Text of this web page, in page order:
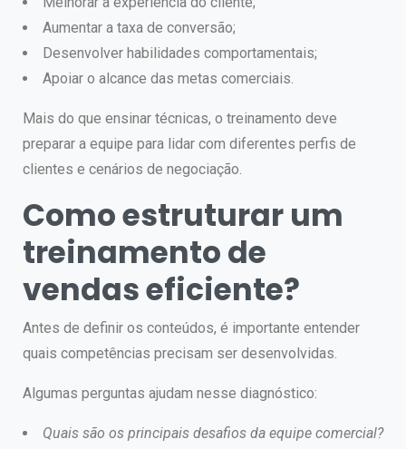
Aumentar a taxa de conversão;
Desenvolver habilidades comportamentais;
Apoiar o alcance das metas comerciais.
Mais do que ensinar técnicas, o treinamento deve
preparar a equipe para lidar com diferentes perfis de
clientes e cenários de negociação.
Como estruturar um
treinamento de
vendas eficiente?
Antes de definir os conteúdos, é importante entender
quais competências precisam ser desenvolvidas.
Algumas perguntas ajudam nesse diagnóstico:
Quais são os principais desafios da equipe comercial?